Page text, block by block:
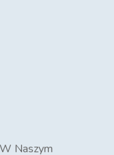
Naszym